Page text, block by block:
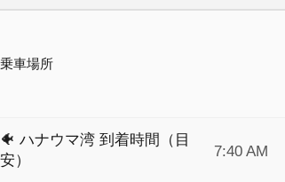
乗車場所
🐠 ハナウマ湾 到着時間（目
安）
7:40 AM